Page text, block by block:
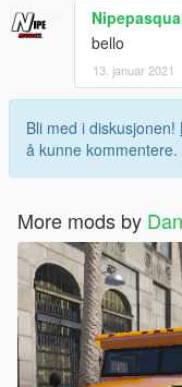
Nipepasqua
bello
13. januar 2021
Bli med i diskusjonen!
å kunne kommentere.
More mods by